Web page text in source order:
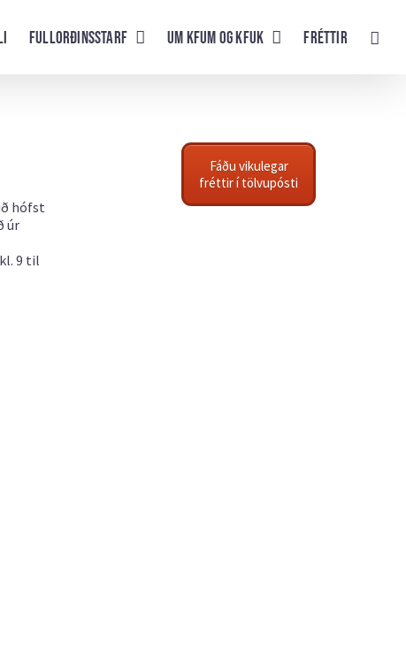
Fullorðinsstarf UM KFUM og KFUK Fréttir
hófst
úr
9 til
Fáðu vikulegar
fréttir í tölvupósti